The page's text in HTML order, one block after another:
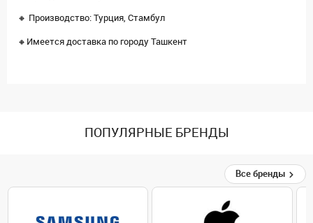
🔸 Производство: Турция, Стамбул
🔸Имеется доставка по городу Ташкент
ПОПУЛЯРНЫЕ БРЕНДЫ
Все бренды